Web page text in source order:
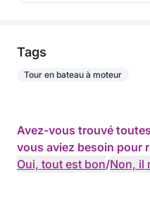
Tags
Tour en bateau à moteur
Avez-vous trouvé
vous aviez besoin pour
Oui, tout est bon/Non, il